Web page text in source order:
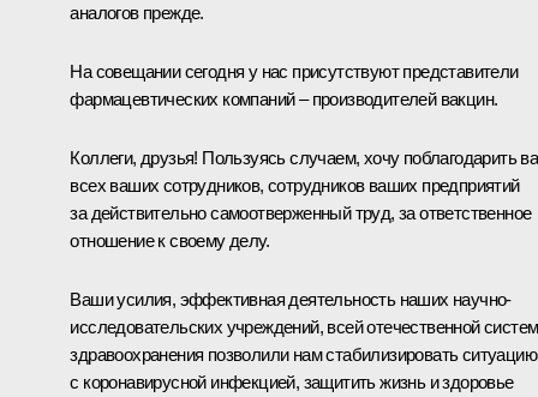
аналогов прежде.
На совещании сегодня у нас присутствуют представители
фармацевтических компаний – производителей вакцин.
Коллеги, друзья! Пользуясь случаем, хочу поблагодарить
всех ваших сотрудников, сотрудников ваших предприятий
за действительно самоотверженный труд, за ответственное
отношение к своему делу.
Ваши усилия, эффективная деятельность наших научно-
исследовательских учреждений, всей отечественной
здравоохранения позволили нам стабилизировать ситуацию
с коронавирусной инфекцией, защитить жизнь и здоровье